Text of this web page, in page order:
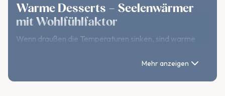
Warme Desserts – Seelenwärmer
mit Wohlfühlfaktor
Wenn draußen die Temperaturen sinken, sind warme
gebackene Pfannkuchen mit Apfelkompott,
Mehr anzeigen